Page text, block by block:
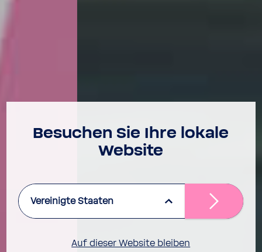
Besu­chen Sie Ihre lokale
Website
Vereinigte Staaten
Auf dieser Website bleiben